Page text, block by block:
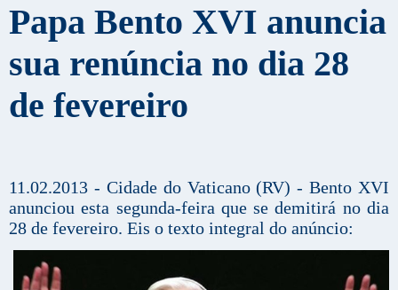
Papa Bento XVI anuncia
sua renúncia no dia 28
de fevereiro
11.02.2013 - Cidade do Vaticano (RV) - Bento XVI
anunciou esta segunda-feira que se demitirá no dia
28 de fevereiro. Eis o texto integral do anúncio: